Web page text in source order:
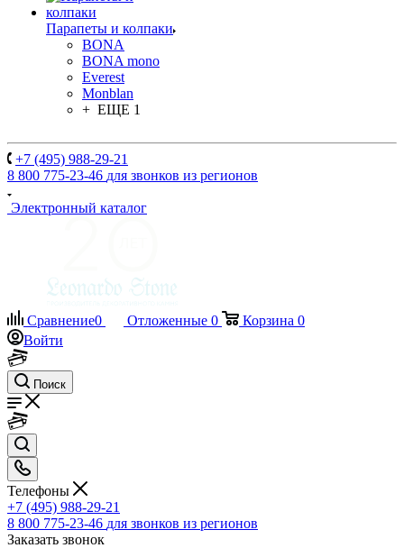
Парапеты и колпаки
BONA
BONA mono
Everest
Monblan
+ ЕЩЕ 1
+7 (495) 988-29-21
8 800 775-23-46 для звонков из регионов
Электронный каталог
Сравнение0 Отложенные 0 Корзина 0
Войти
Поиск
Телефоны
+7 (495) 988-29-21
8 800 775-23-46 для звонков из регионов
Заказать звонок